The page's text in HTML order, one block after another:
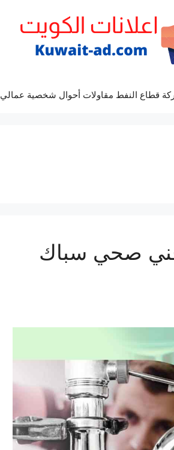
قطاع النفط مقاولات أحوال شخصية عمالي
صحي غرناطة 99009522 فني صحي سباك